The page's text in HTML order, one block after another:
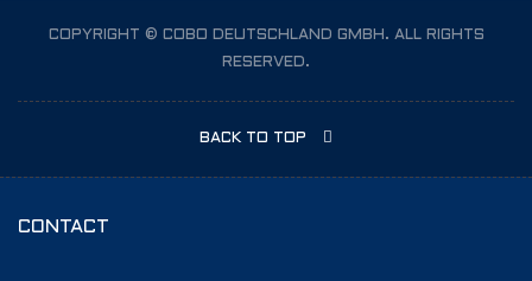
COPYRIGHT © COBO DEUTSCHLAND GMBH. ALL RIGHTS
RESERVED.
BACK TO TOP
CONTACT